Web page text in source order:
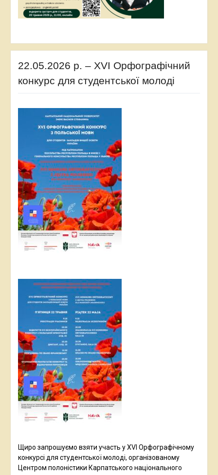
22.05.2026 р. – XVI Орфографічний
конкурс для студентської молоді
Щиро запрошуємо взяти участь у XVI Орфографічному
конкурсі для студентської молоді, організованому
Центром полоністики Карпатського національного